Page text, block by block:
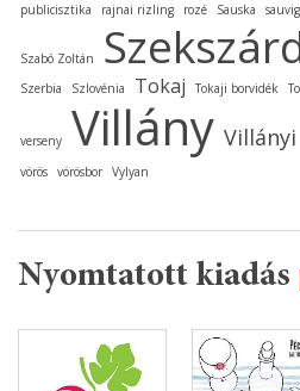
publicisztika
rajnai rizling rozé Sauska
Szabó Zoltán
Szerbia Szlovénia Tokaj Tokaji borvidék
verseny Villány
vörös vörösbor Vylyan
Nyomtatott kiadás